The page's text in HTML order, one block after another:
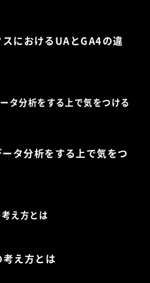
におけるUAとGA4の違
タ分析をする上で気をつ
え方とは